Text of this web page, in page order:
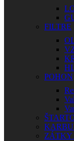
FILTRE
POHON
ZÁTKY